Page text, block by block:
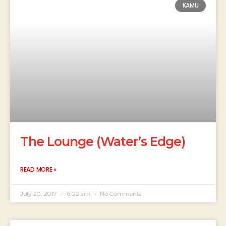
KAMU
The Lounge (Water’s Edge)
READ MORE »
July 20, 2017 6:02 am No Comments